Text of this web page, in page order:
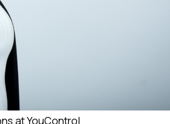
at YouControl